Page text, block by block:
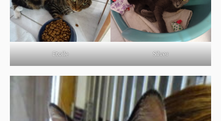
Etoile Silver